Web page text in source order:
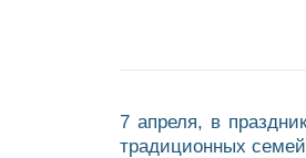
7 апреля, в
традиционных